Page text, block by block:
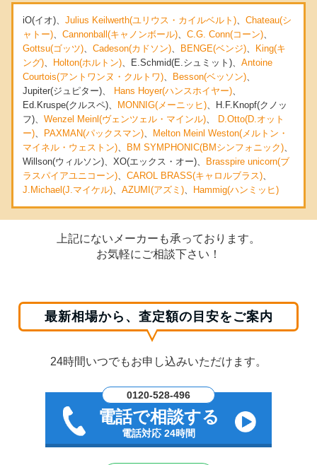
iO(イオ)、 Julius Keilwerth(ユリウス・カイルベルト)、 Chateau(シ
ャトー)、 Cannonball(キャノンボール)、 C.G. Conn(コーン)、
Gottsu(ゴッツ)、 Cadeson(カドソン)、 BENGE(ベンジ)、
King(キ
ング)、 Holton(ホルトン)、E.Schmid(E.シュミット)、 Antoine
Courtois(アントワンヌ・クルトワ)、 Besson(ベッソン)、
Jupiter(ジュピター)、
Hans Hoyer(ハンスホイヤー)、
Ed.Kruspe(クルスペ)、
MONNIG(メーニッヒ)、H.F.Knopf(クノッ
フ)、 Wenzel Meinl(ヴェンツェル・マインル)、
D.Otto(D.オット
ー)、 PAXMAN(パックスマン)、
Melton Meinl Weston(メルトン・
マイネル・ウェストン)、 BM SYMPHONIC(BMシンフォニック)、
Willson(ウィルソン)、XO(エックス・オー)、
Brasspire unicorn(ブ
ラスパイアユニコーン)、 CAROL BRASS(キャロルブラス)、
J.Michael(J.マイケル)、 AZUMI(アズミ)、 Hammig(ハンミッヒ)
上記にないメーカーも承っております。
お気軽にご相談下さい！
最新相場から、査定額の目安をご案内
24時間いつでもお申し込みいただけます。
0120-528-496
電話で相談する
電話対応 24時間